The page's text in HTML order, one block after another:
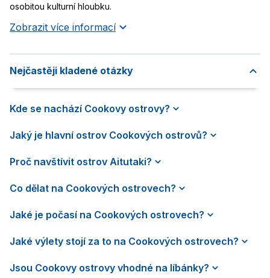
osobitou kulturní hloubku.
Zobrazit více informací
Nejčastěji kladené otázky
Kde se nachází Cookovy ostrovy?
Jaký je hlavní ostrov Cookových ostrovů?
Proč navštívit ostrov Aitutaki?
Co dělat na Cookových ostrovech?
Jaké je počasí na Cookových ostrovech?
Jaké výlety stojí za to na Cookových ostrovech?
Jsou Cookovy ostrovy vhodné na líbánky?